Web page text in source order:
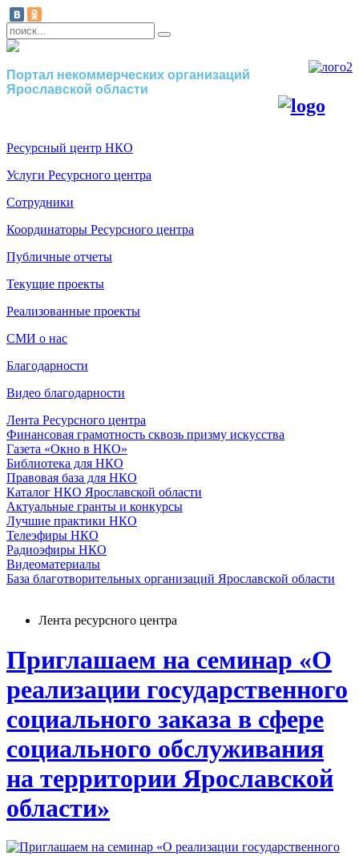
Портал некоммерческих организаций
Ярославской области
Ресурсный центр НКО
Услуги Ресурсного центра
Сотрудники
Координаторы Ресурсного центра
Публичные отчеты
Текущие проекты
Реализованные проекты
СМИ о нас
Благодарности
Видео благодарности
Лента Ресурсного центра
Финансовая грамотность сквозь призму искусства
Газета «Окно в НКО»
Библиотека для НКО
Правовая база для НКО
Каталог НКО Ярославской области
Актуальные гранты и конкурсы
Лучшие практики НКО
Телеэфиры НКО
Радиоэфиры НКО
Видеоматериалы
База благотворительных организаций Ярославской области
Лента ресурсного центра
Приглашаем на семинар «О
реализации государственного
социального заказа в сфере
социального обслуживания
на территории Ярославской
области»